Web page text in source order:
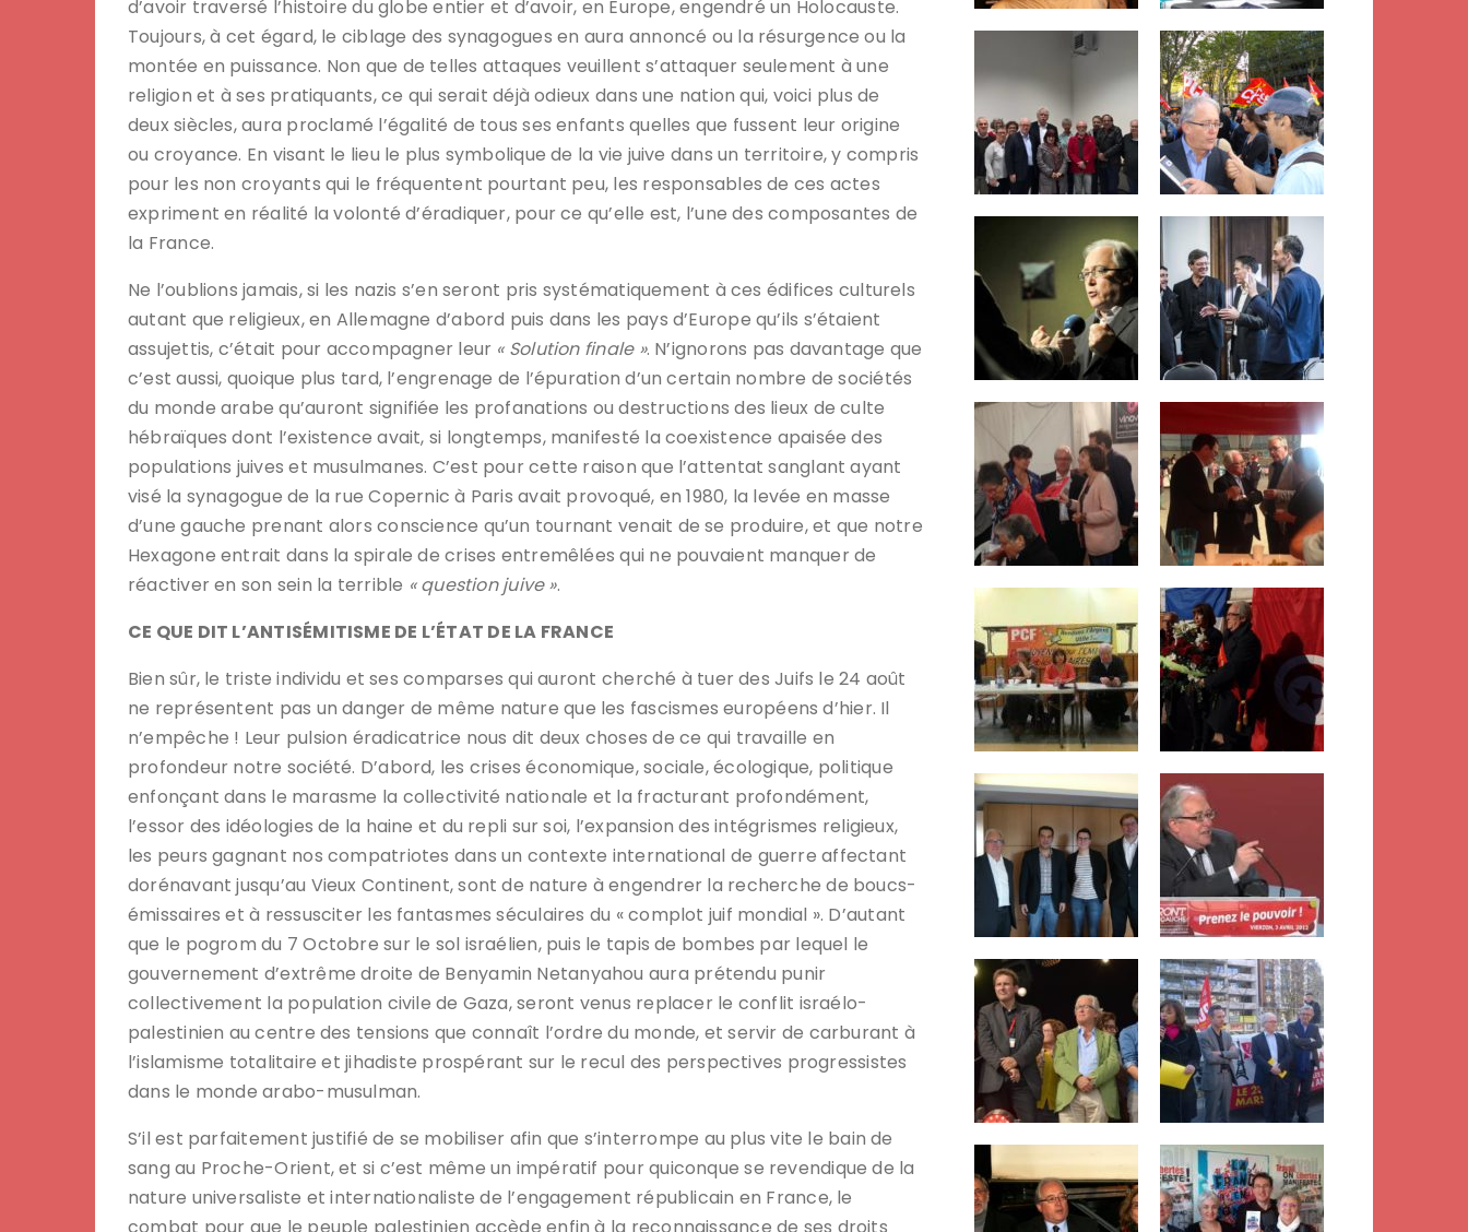
d’avoir traversé l’histoire du globe entier et d’avoir, en Europe, engendré un Holocauste.
Toujours, à cet égard, le ciblage des synagogues en aura annoncé ou la résurgence ou la
montée en puissance. Non que de telles attaques veuillent s’attaquer seulement à une
religion et à ses pratiquants, ce qui serait déjà odieux dans une nation qui, voici plus de
deux siècles, aura proclamé l’égalité de tous ses enfants quelles que fussent leur origine
ou croyance. En visant le lieu le plus symbolique de la vie juive dans un territoire, y compris
pour les non croyants qui le fréquentent pourtant peu, les responsables de ces actes
expriment en réalité la volonté d’éradiquer, pour ce qu’elle est, l’une des composantes de
la France.
Ne l’oublions jamais, si les nazis s’en seront pris systématiquement à ces édifices culturels
autant que religieux, en Allemagne d’abord puis dans les pays d’Europe qu’ils s’étaient
assujettis, c’était pour accompagner leur « Solution finale ». N’ignorons pas davantage que
c’est aussi, quoique plus tard, l’engrenage de l’épuration d’un certain nombre de sociétés
du monde arabe qu’auront signifiée les profanations ou destructions des lieux de culte
hébraïques dont l’existence avait, si longtemps, manifesté la coexistence apaisée des
populations juives et musulmanes. C’est pour cette raison que l’attentat sanglant ayant
visé la synagogue de la rue Copernic à Paris avait provoqué, en 1980, la levée en masse
d’une gauche prenant alors conscience qu’un tournant venait de se produire, et que notre
Hexagone entrait dans la spirale de crises entremêlées qui ne pouvaient manquer de
réactiver en son sein la terrible « question juive ».
CE QUE DIT L’ANTISÉMITISME DE L’ÉTAT DE LA FRANCE
Bien sûr, le triste individu et ses comparses qui auront cherché à tuer des Juifs le 24 août
ne représentent pas un danger de même nature que les fascismes européens d’hier. Il
n’empêche ! Leur pulsion éradicatrice nous dit deux choses de ce qui travaille en
profondeur notre société. D’abord, les crises économique, sociale, écologique, politique
enfonçant dans le marasme la collectivité nationale et la fracturant profondément,
l’essor des idéologies de la haine et du repli sur soi, l’expansion des intégrismes religieux,
les peurs gagnant nos compatriotes dans un contexte international de guerre affectant
dorénavant jusqu’au Vieux Continent, sont de nature à engendrer la recherche de boucs-
émissaires et à ressusciter les fantasmes séculaires du « complot juif mondial ». D’autant
que le pogrom du 7 Octobre sur le sol israélien, puis le tapis de bombes par lequel le
gouvernement d’extrême droite de Benyamin Netanyahou aura prétendu punir
collectivement la population civile de Gaza, seront venus replacer le conflit israélo-
palestinien au centre des tensions que connaît l’ordre du monde, et servir de carburant à
l’islamisme totalitaire et jihadiste prospérant sur le recul des perspectives progressistes
dans le monde arabo-musulman.
S’il est parfaitement justifié de se mobiliser afin que s’interrompe au plus vite le bain de
sang au Proche-Orient, et si c’est même un impératif pour quiconque se revendique de la
nature universaliste et internationaliste de l’engagement républicain en France, le